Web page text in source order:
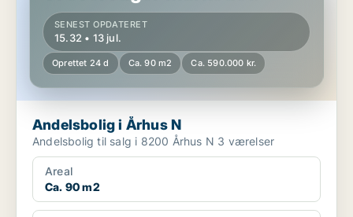
SENEST OPDATERET
15.32 • 13 jul.
Oprettet 24 d Ca. 90 m2 Ca. 590.000 kr.
Andelsbolig i Århus N
Andelsbolig til salg i 8200 Århus N 3 værelser
Areal
Ca. 90 m2